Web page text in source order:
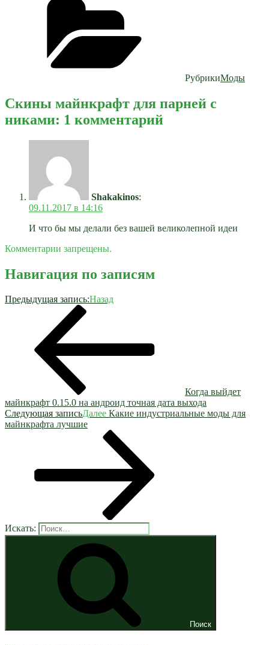
РубрикиМоды
Скины майнкрафт для парней с
никами: 1 комментарий
Shakakinos:
09.11.2017 в 14:16
И что бы мы делали без вашей великолепной идеи
Комментарии запрещены.
Навигация по записям
Предыдущая запись:Назад
Когда выйдет
майнкрафт 0.15.0 на андроид точная дата выхода
Следующая записьДалее Какие индустриальные моды для
майнкрафта лучшие
Искать:
Поиск